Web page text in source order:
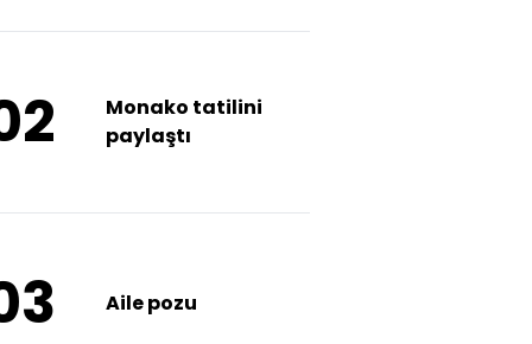
Monako tatilini
paylaştı
Aile pozu